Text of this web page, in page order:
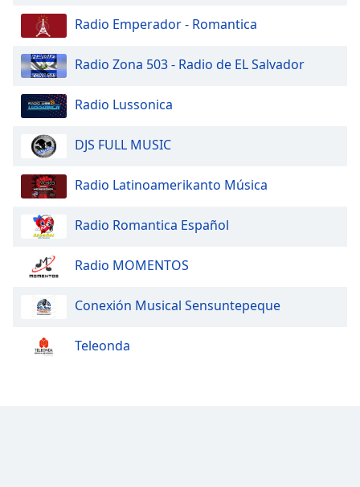
Radio Emperador - Romantica
Radio Zona 503 - Radio de EL Salvador
Radio Lussonica
DJS FULL MUSIC
Radio Latinoamerikanto Música
Radio Romantica Español
Radio MOMENTOS
Conexión Musical Sensuntepeque
Teleonda